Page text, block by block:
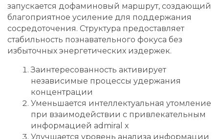
запускается дофаминовый маршрут, создающий
благоприятное усиление для поддержания
сосредоточения. Структура предоставляет
стабильность познавательного фокуса без
избыточных энергетических издержек.
Заинтересованность активирует
независимые процессы удержания
концентрации
Уменьшается интеллектуальная утомление
при взаимодействии с привлекательным
информацией admiral x
Улучшается уровень анализа информации